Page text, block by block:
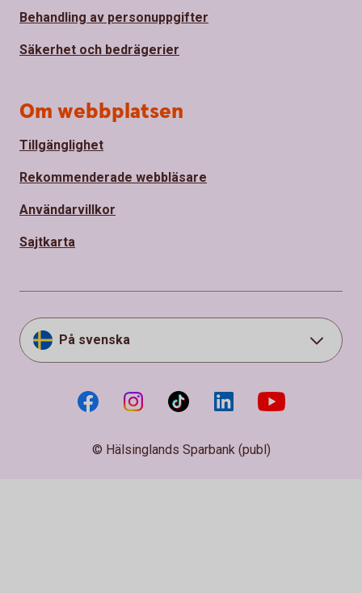
Behandling av personuppgifter
Säkerhet och bedrägerier
Om webbplatsen
Tillgänglighet
Rekommenderade webbläsare
Användarvillkor
Sajtkarta
På svenska
© Hälsinglands Sparbank (publ)